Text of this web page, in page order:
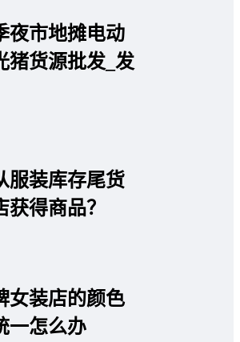
夜市地摊电动
猪货源批发_发
服装库存尾货
获得商品？
女装店的颜色
一怎么办